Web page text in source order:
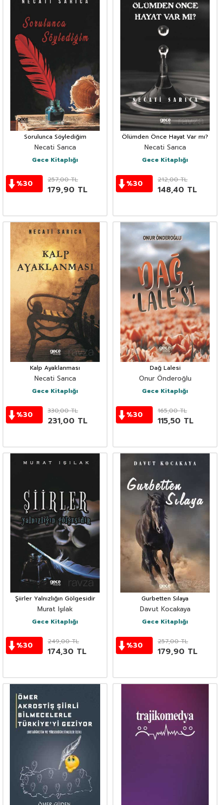
Sorulunca Söylediğim
Necati Sarıca
Gece Kitaplığı
%30 257,00TL
179,90 TL
Ölümden Önce Hayat Var mı?
Necati Sarıca
Gece Kitaplığı
%30 212,00TL
148,40 TL
Kalp Ayaklanması
Necati Sarıca
Gece Kitaplığı
%30 330,00TL
231,00 TL
Dağ Lalesi
Onur Önderoğlu
Gece Kitaplığı
%30 165,00TL
115,50 TL
Şiirler Yalnızlığın Gölgesidir
Murat Işılak
Gece Kitaplığı
%30 249,00TL
174,30 TL
Gurbetten Sılaya
Davut Kocakaya
Gece Kitaplığı
%30 257,00TL
179,90 TL